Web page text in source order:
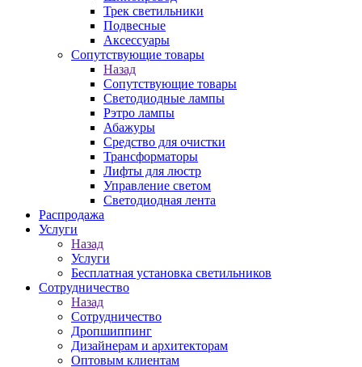
Трек светильники
Подвесные
Аксессуары
Сопутствующие товары
Назад
Сопутствующие товары
Светодиодные лампы
Рэтро лампы
Абажуры
Средство для очистки
Трансформаторы
Лифты для люстр
Управление светом
Светодиодная лента
Распродажа
Услуги
Назад
Услуги
Бесплатная установка светильников
Сотрудничество
Назад
Сотрудничество
Дропшиппинг
Дизайнерам и архитекторам
Оптовым клиентам